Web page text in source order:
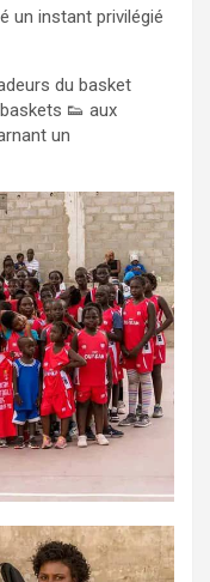
un instant privilégié
du basket
👟 aux
un